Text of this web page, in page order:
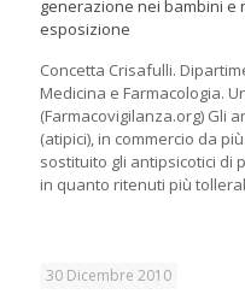
generazione nei bambini e
esposizione
Concetta Crisafulli.
Medicina e Farmacologia.
(Farmacovigilanza.org) Gli
(atipici), in commercio da
sostituito gli antipsicotici di
in quanto ritenuti più
30 Dicembre 2010